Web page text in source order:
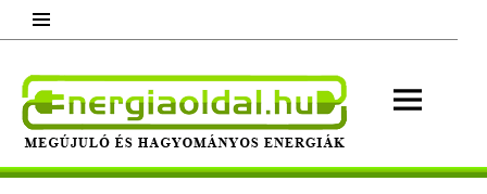
content
Megújuló és hagyományos energiák.